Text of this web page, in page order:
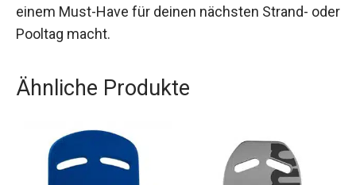
was es zu einem Must-Have für deinen nächsten
Strand- oder Pooltag macht.
Ähnliche Produkte